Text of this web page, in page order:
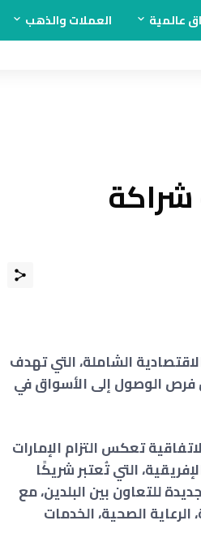
عالمية العملات والذهب
شراكة
الشاملة، التي تهدف
فرص الوصول إلى الأسواق في
تعكس التزام الإمارات
التي تُعتبر شريكًا
للتعاون بين البلدين، مع
الصحية، الخدمات